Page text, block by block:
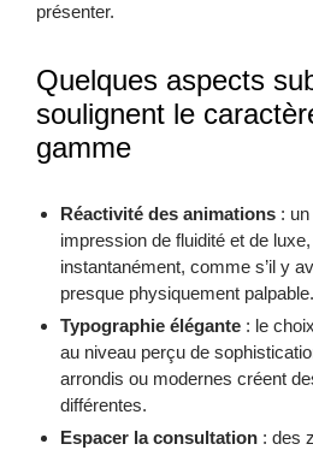
présenter.
Quelques aspects
soulignent le
gamme
Réactivité des animations :
impression de fluidité et de
instantanément, comme s’il y
presque physiquement palpable.
Typographie élégante : le
au niveau perçu de
arrondis ou modernes créent
différentes.
Espacer la consultation : des